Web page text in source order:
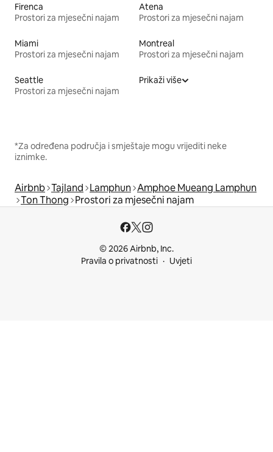
Firenca
Prostori za mjesečni najam
Atena
Prostori za mjesečni najam
Miami
Prostori za mjesečni najam
Montreal
Prostori za mjesečni najam
Seattle
Prostori za mjesečni najam
Prikaži više
*Za određena područja i smještaje mogu vrijediti neke
iznimke.
Airbnb Tajland Lamphun Amphoe Mueang Lamphun
Ton Thong Prostori za mjesečni najam
© 2026 Airbnb, Inc.
Pravila o privatnosti
Uvjeti